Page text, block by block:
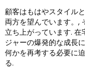
顧客はもはやスタイル
両方を望んでいます。,
立ち上がっています.
ジャーの爆発的な成長
何かを再考する必要に
る.